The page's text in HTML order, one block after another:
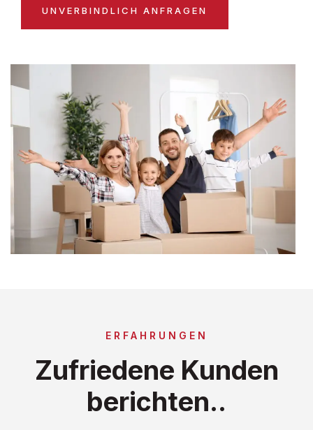
UNVERBINDLICH ANFRAGEN
ERFAHRUNGEN
Zufriedene Kunden
berichten..